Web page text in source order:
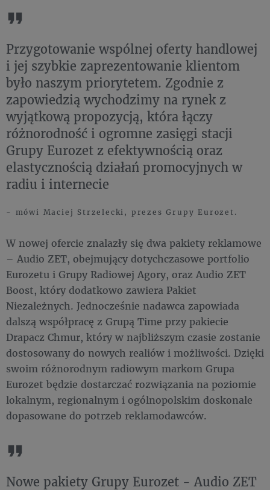
Przygotowanie wspólnej oferty handlowej
i jej szybkie zaprezentowanie klientom
było naszym priorytetem. Zgodnie z
zapowiedzią wychodzimy na rynek z
wyjątkową propozycją, która łączy
różnorodność i ogromne zasięgi stacji
Grupy Eurozet z efektywnością oraz
elastycznością działań promocyjnych w
radiu i internecie
- mówi Maciej Strzelecki, prezes Grupy Eurozet.
W nowej ofercie znalazły się dwa pakiety reklamowe
– Audio ZET, obejmujący dotychczasowe portfolio
Eurozetu i Grupy Radiowej Agory, oraz Audio ZET
Boost, który dodatkowo zawiera Pakiet
Niezależnych. Jednocześnie nadawca zapowiada
dalszą współpracę z Grupą Time przy pakiecie
Drapacz Chmur, który w najbliższym czasie zostanie
dostosowany do nowych realiów i możliwości. Dzięki
swoim różnorodnym radiowym markom Grupa
Eurozet będzie dostarczać rozwiązania na poziomie
lokalnym, regionalnym i ogólnopolskim doskonale
dopasowane do potrzeb reklamodawców.
Nowe pakiety Grupy Eurozet - Audio ZET